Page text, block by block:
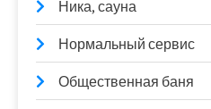
Ника, сауна
Нормальный сервис
Общественная баня